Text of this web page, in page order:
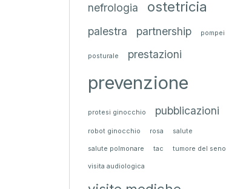
nefrologia ostetricia
palestra partnership pompei
posturale prestazioni
prevenzione
protesi ginocchio pubblicazioni
robot ginocchio rosa salute
salute polmonare tac tumore del seno
visita audiologica